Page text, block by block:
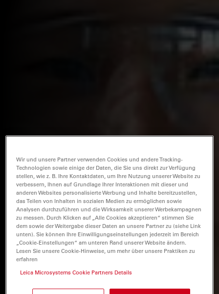
Wir und unsere Partner verwenden Cookies und andere Tracking-
Technologien sowie einige der Daten, die Sie uns direkt zur Verfügung
stellen, wie z. B. Ihre Kontaktdaten, um Ihre Nutzung unserer Website zu
verbessern, Ihnen auf Grundlage Ihrer Interaktionen mit dieser und
anderen Websites personalisierte Werbung und Inhalte bereitzustellen,
das Teilen von Inhalten in sozialen Medien zu ermöglichen sowie
Analysen durchzuführen und die Wirksamkeit unserer Werbekampagnen
zu messen. Durch Klicken auf „Alle Cookies akzeptieren“ stimmen Sie
dem sowie der Weitergabe dieser Daten an unsere Partner zu (siehe Link
unten). Sie können Ihre Einwilligungseinstellungen jederzeit im Bereich
„Cookie-Einstellungen“ am unteren Rand unserer Website ändern.
Lesen Sie unsere Cookie-Hinweise, um mehr über unsere Praktiken zu
erfahren
Leica Microsystems Cookie Partners Details